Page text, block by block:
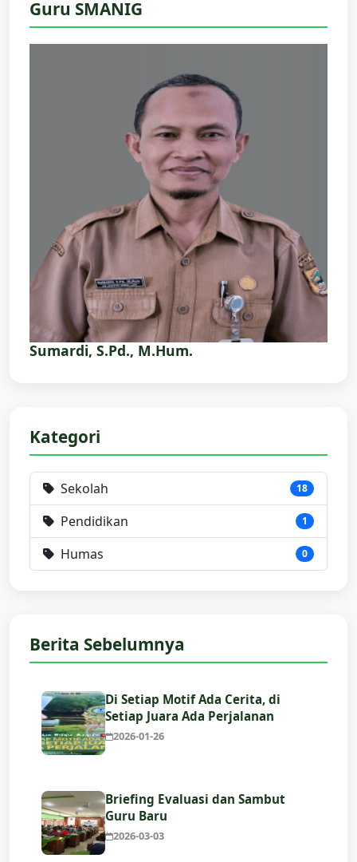
Guru SMANIG
Sumardi, S.Pd., M.Hum.
Kategori
Sekolah 18
Pendidikan 1
Humas 0
Berita Sebelumnya
Di Setiap Motif Ada Cerita, di
Setiap Juara Ada Perjalanan
2026-01-26
Briefing Evaluasi dan Sambut
Guru Baru
2026-03-03